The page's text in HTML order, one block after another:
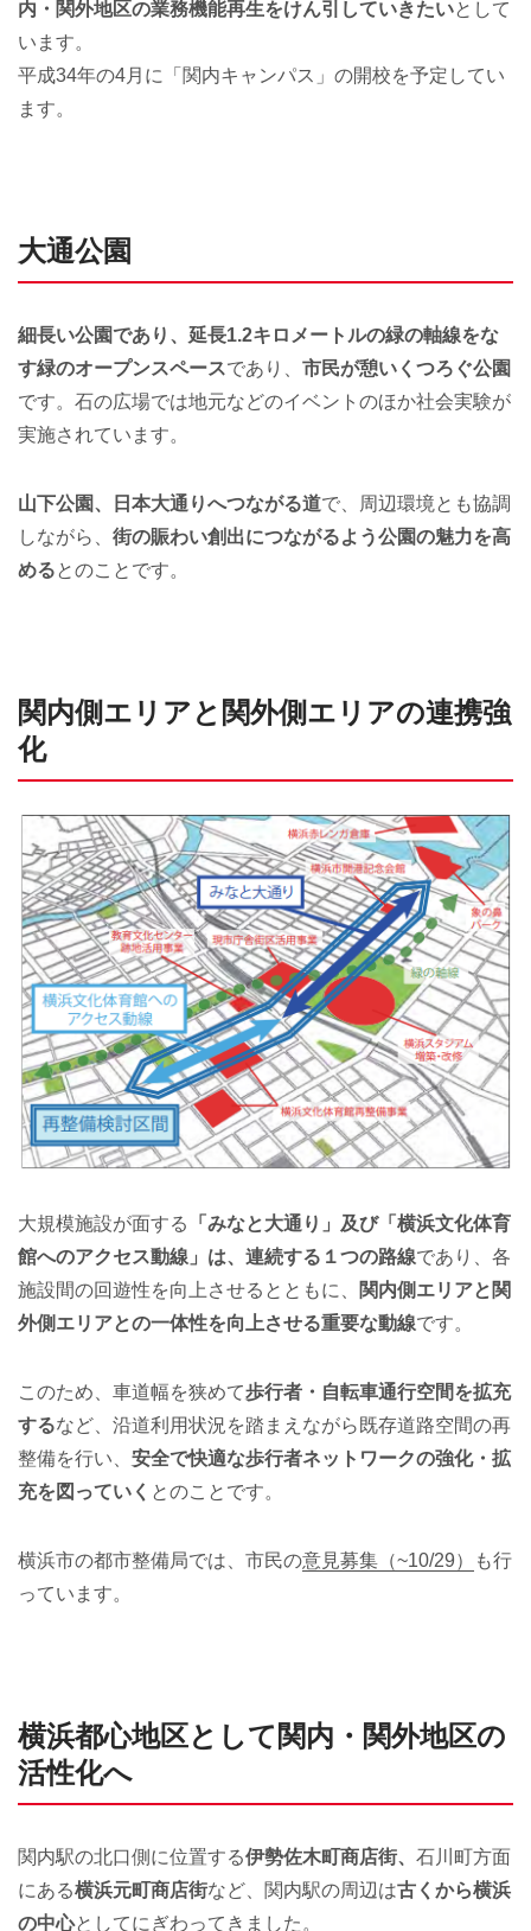
内・関外地区の業務機能再生をけん引していきたいとして
います。
平成34年の4月に「関内キャンパス」の開校を予定してい
ます。
大通公園
細長い公園であり、延長1.2キロメートルの緑の軸線をな
す緑のオープンスペースであり、 市民が憩いくつろぐ公園
です。石の広場では地元などのイベントのほか社会実験が
実施されています。
山下公園、日本大通りへつながる道で、周辺環境とも協調
しながら、 街の賑わい創出につながるよう公園の魅力を高
めるとのことです。
関内側エリアと関外側エリアの連携強
化
大規模施設が面する
「みなと大通り」及び「横浜文化体育
館へのアクセス動線」は、連続する１つの路線であり、各
施設間の回遊性を向上させるとともに、
関内側エリアと関
外側エリアとの一体性を向上させる重要な動線です。
このため、車道幅を狭めて歩行者・自転車通行空間を拡充
するなど、沿道利用状況を踏まえながら既存道路空間の再
整備を行い、 安全で快適な歩行者ネットワークの強化・拡
充を図っていく とのことです。
横浜市の都市整備局では、市民の意見募集（~10/29）
も行
っています。
横浜都心地区として関内・関外地区の
活性化へ
関内駅の北口側に位置する伊勢佐木町商店街、 石川町方面
にある横浜元町商店街など、関内駅の周辺は古くから横浜
の中心としてにぎわってきました。